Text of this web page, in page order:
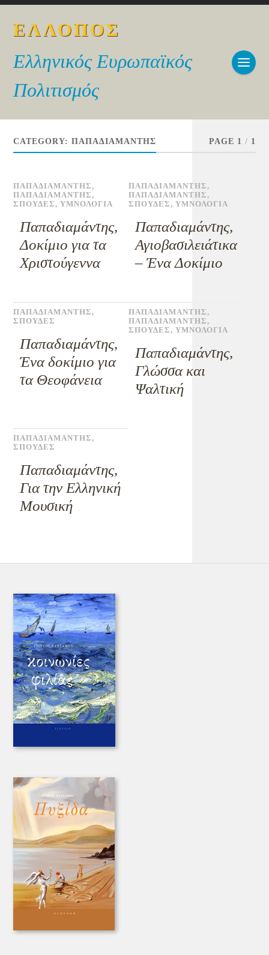
ΕΛΛΟΠΟΣ
Ελληνικός Ευρωπαϊκός
Πολιτισμός
CATEGORY:ΠΑΠΑΔΙΑΜΑΝΤΗΣ PAGE 1 / 1
ΠΑΠΑΔΙΑΜΑΝΤΗΣ,
ΠΑΠΑΔΙΑΜΑΝΤΗΣ,
ΣΠΟΥΔΕΣ,ΥΜΝΟΛΟΓΙΑ
Παπαδιαμάντης,
Δοκίμιο για τα
Χριστούγεννα
ΠΑΠΑΔΙΑΜΑΝΤΗΣ ,
ΠΑΠΑΔΙΑΜΑΝΤΗΣ ,
ΣΠΟΥΔΕΣ, ΥΜΝΟΛΟΓΙΑ
Παπαδιαμάντης,
Αγιοβασιλειάτικα
– Ένα Δοκίμιο
ΠΑΠΑΔΙΑΜΑΝΤΗΣ,
ΣΠΟΥΔΕΣ
Παπαδιαμάντης,
Ένα δοκίμιο για
τα Θεοφάνεια
ΠΑΠΑΔΙΑΜΑΝΤΗΣ ,
ΠΑΠΑΔΙΑΜΑΝΤΗΣ ,
ΣΠΟΥΔΕΣ, ΥΜΝΟΛΟΓΙΑ
Παπαδιαμάντης,
Γλώσσα και
Ψαλτική
ΠΑΠΑΔΙΑΜΑΝΤΗΣ,
ΣΠΟΥΔΕΣ
Παπαδιαμάντης,
Για την Ελληνική
Μουσική